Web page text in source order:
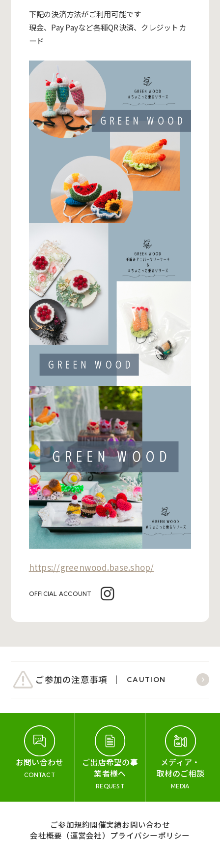
下記の決済方法がご利用可能です
現金、Pay Payなど各種QR決済、クレジットカ
ード
https://greenwood.base.shop/
OFFICIAL ACCOUNT
ご参加の注意事項 CAUTION
お問い合わせ
CONTACT
ご出店希望の事
業者様へ
REQUEST
メディア・
取材のご相談
MEDIA
ご参加規約開催実績お問い合わせ
会社概要（運営会社） プライバシーポリシー